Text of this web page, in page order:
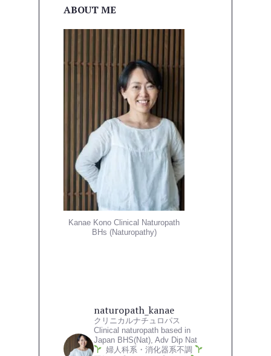
ABOUT ME
Kanae Kono Clinical Naturopath
BHs (Naturopathy)
naturopath_kanae
クリニカルナチュロパス
Clinical naturopath based in
Japan BHS(Nat), Adv Dip Nat
婦人科系・消化器系不調